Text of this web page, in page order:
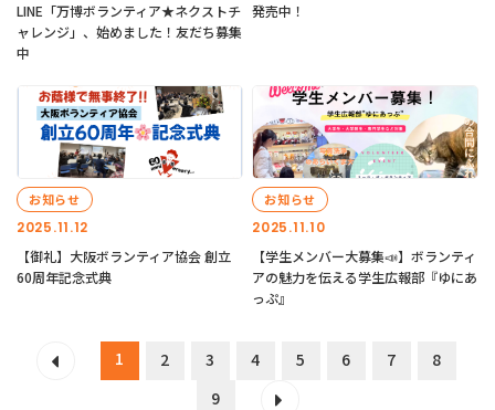
LINE「万博ボランティア★ネクストチ
ャレンジ」、始めました！友だち募集
中
発売中！
2025.11.12
お知らせ
【御礼】大阪ボランティア協会 創立
60周年記念式典
2025.11.10
お知らせ
【学生メンバー大募集📣】ボランティ
アの魅力を伝える学生広報部『ゆにあ
っぷ』
1 2 3 4 5 6 7
8
9